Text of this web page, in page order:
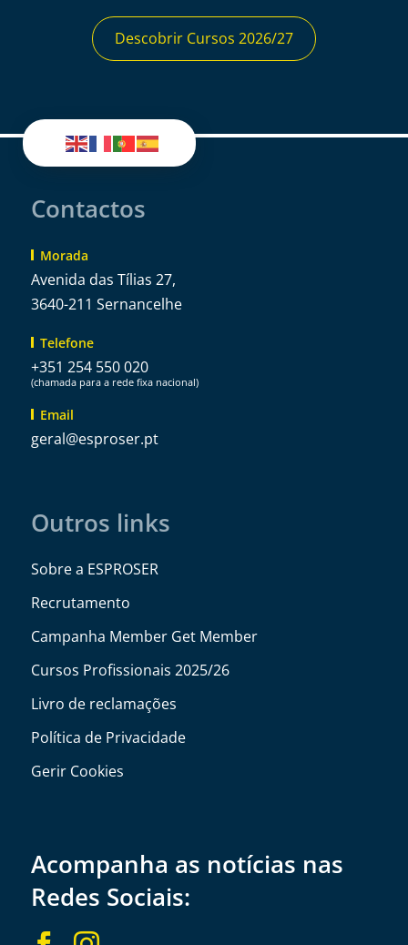
Descobrir Cursos 2026/27
Contactos
Morada
Avenida das Tílias 27,
3640-211 Sernancelhe
Telefone
+351 254 550 020
(chamada para a rede fixa nacional)
Email
tp.resorpse
@lareg
Outros links
Sobre a ESPROSER
Recrutamento
Campanha Member Get Member
Cursos Profissionais 2025/26
Livro de reclamações
Política de Privacidade
Gerir Cookies
Acompanha as notícias nas
Redes Sociais: